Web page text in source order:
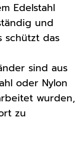
Edelstahl
und
schützt das
sind aus
oder Nylon
wurden,
zu